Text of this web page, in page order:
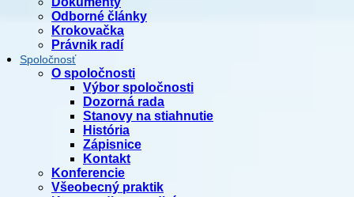
Odborné články
Krokovačka
Právnik radí
Spoločnosť
O spoločnosti
Výbor spoločnosti
Dozorná rada
Stanovy na stiahnutie
História
Zápisnice
Kontakt
Konferencie
Všeobecný praktik